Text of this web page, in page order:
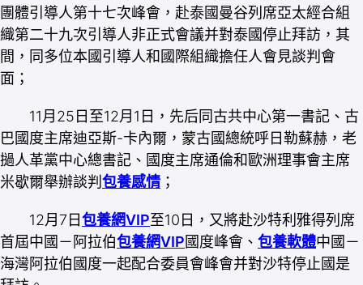
團體引導人第十七次峰會，赴泰國曼谷列席亞太經合組
織第二十九次引導人非正式會議并對泰國停止拜訪，其
間，同多位本國引導人和國際組織擔任人會見談判會
面；
11月25日至12月1日，先后同古共中心第一書記、古
巴國度主席迪亞斯-卡內爾，蒙古國總統呼日勒蘇赫，老
撾人革黨中心總書記、國度主席通倫和歐洲理事會主席
米歇爾舉辦談判 包養感情 ；
12月7日包養網VIP至10日，又將赴沙特利雅得列席
首屆中國－阿拉伯包養網VIP國度峰會、 包養軟體中國－
海灣阿拉伯國度一起配合委員會峰會并對沙特停止國是